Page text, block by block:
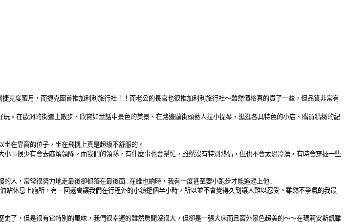
克度蜜月，而捷克團首推加利利旅行社！！而老公的長官也很推加利利旅行社～雖然價格真的貴了一些，但品質非常有
。在歐洲的街道上散步、欣賞如童話中景色的美景、在路邊聽街頭藝人拉小提琴、逛逛各具特色的小店、購買精緻的紀
在靠窗的位子，坐在飛機上真是超級不舒服的。
事很少有會去麻煩領隊。而我們的領隊，有什麼事也會幫忙，雖然沒有特別熱情，但也不會太過冷漠，有時會穿插一些
的人，常常很努力地走最後卻都落在最後面 ...在維也納時，我有一度甚至要小跑步才能追趕上他...
休息上廁所，有一回還會讓我們在行程外的小鎮逛個半小時，所以並不會覺得久到讓人難以忍受。雖然不爭氣的我最
了，但是很有它特別的風味，我們很幸運的雖然房間沒很大，但卻是一張大床而且窗外景色超美的～～在瑪莉安斯凱雖